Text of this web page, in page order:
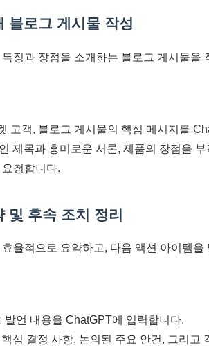
블로그 게시물 작성
징과 장점을 소개하는 블로그 게시물을
고객, 블로그 게시물의 핵심 메시지를
제목과 흥미로운 서론, 제품의 장점을
청합니다.
및 후속 조치 정리
율적으로 요약하고, 다음 액션 아이템을
발언 내용을 ChatGPT에 입력합니다.
심 결정 사항, 논의된 주요 안건, 그리고